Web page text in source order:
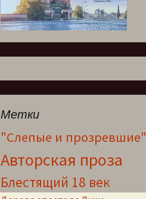
Метки
"Слепые и прозревшие"
Авторская проза
Блестящий 18 век